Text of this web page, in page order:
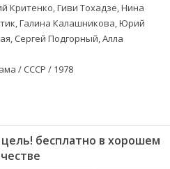
Критенко, Гиви Тохадзе, Нина
Галина Калашникова, Юрий
Сергей Подгорный, Алла
/ СССР / 1978
бесплатно в хорошем